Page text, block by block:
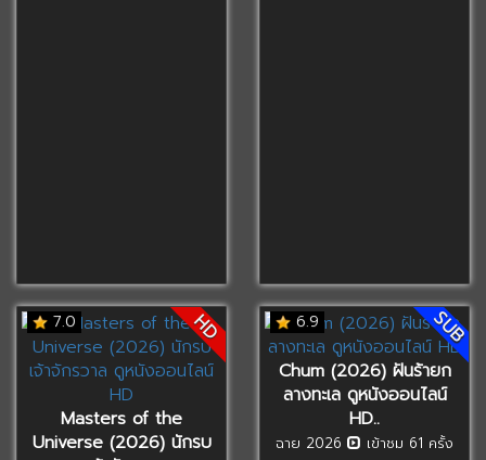
7.0 HD
Masters of the
Universe (2026) นักรบ
6.9 SUB
Chum (2026) ฝันร้ายก
ลางทะเล ดูหนังออนไลน์
HD..
ฉาย 2026 เข้าชม 61 ครั้ง